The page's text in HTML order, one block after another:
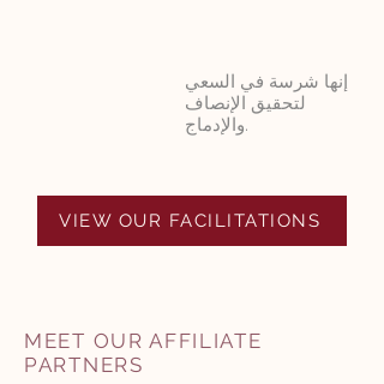
إنها شرسة في السعي
لتحقيق الإنصاف
والإدماج.
VIEW OUR FACILITATIONS
MEET OUR AFFILIATE
PARTNERS